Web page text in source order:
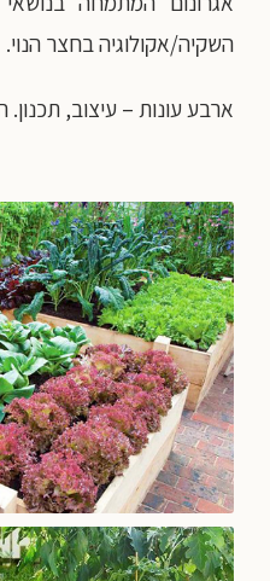
השקיה/אקולוגיה בחצר הנוי.
ארבע עונות – עיצוב,